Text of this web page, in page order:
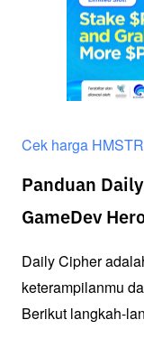
Cek harga
Panduan
GameDev
Daily Cipher
keterampilanmu
Berikut langkah-